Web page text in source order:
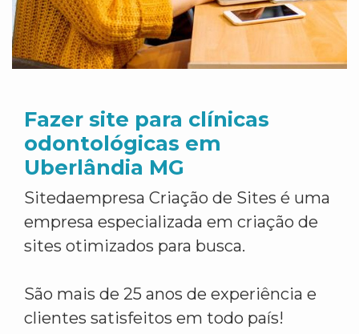
Fazer site para clínicas
odontológicas em
Uberlândia MG
Sitedaempresa Criação de Sites é uma
empresa especializada em criação de
sites otimizados para busca.
São mais de 25 anos de experiência e
clientes satisfeitos em todo país!